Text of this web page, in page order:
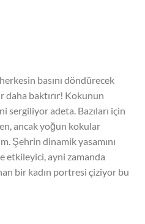
basını döndürecek
daha baktırır! Kokunun
sergiliyor adeta. Bazıları için
ancak yoğun kokular
Şehrin dinamik yasamını
etkileyici, ayni zamanda
bir kadın portresi çiziyor bu